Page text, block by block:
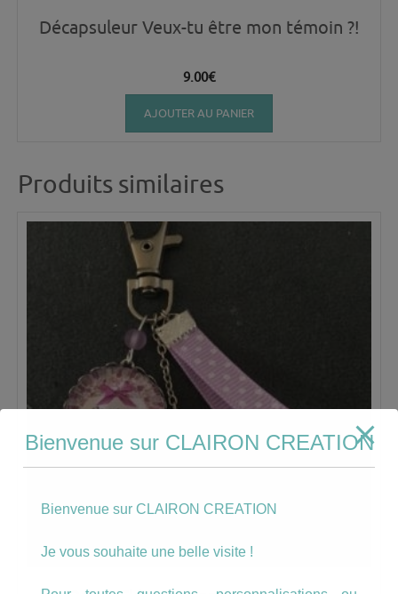
Décapsuleur Veux-tu être mon témoin ?!
9.00€
AJOUTER AU PANIER
Produits similaires
Bienvenue sur CLAIRON CREATION
Bienvenue sur CLAIRON CREATION
Je vous souhaite une belle visite !